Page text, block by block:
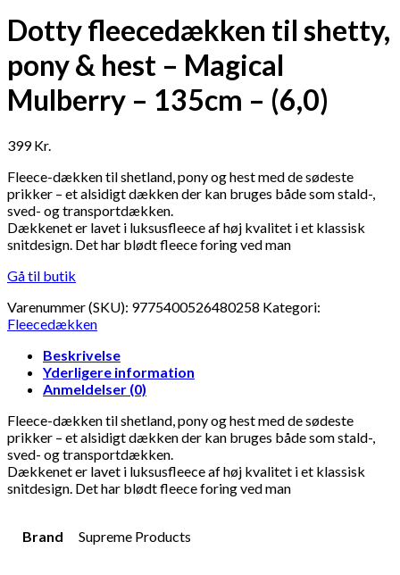
Dotty fleecedækken til shetty,
pony & hest – Magical
Mulberry – 135cm – (6,0)
399Kr.
Fleece-dækken til shetland, pony og hest med de sødeste
prikker – et alsidigt dækken der kan bruges både som stald-,
sved- og transportdækken.
Dækkenet er lavet i luksusfleece af høj kvalitet i et klassisk
snitdesign. Det har blødt fleece foring ved man
Gå til butik
Varenummer (SKU): 9775400526480258 Kategori:
Fleecedækken
Beskrivelse
Yderligere information
Anmeldelser (0)
Fleece-dækken til shetland, pony og hest med de sødeste
prikker – et alsidigt dækken der kan bruges både som stald-,
sved- og transportdækken.
Dækkenet er lavet i luksusfleece af høj kvalitet i et klassisk
snitdesign. Det har blødt fleece foring ved man
Brand Supreme Products